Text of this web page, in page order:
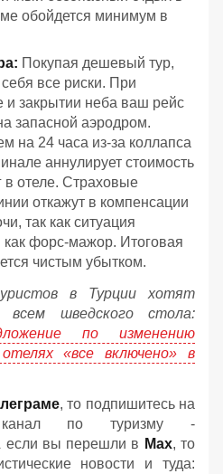
обойдется минимум в
Покупая дешевый тур,
все риски. При
и закрытии неба ваш рейс
запасной аэродром.
на 24 часа из-за коллапса
аннулирует стоимость
в отеле. Страховые
откажут в компенсации
так как ситуация
как форс-мажор. Итоговая
чистым убытком.
в Турции хотят
всем шведского стола:
по изменению
«все включено» в
, то подпишитесь на
по туризму -
если вы перешли в Мах, то
новости и туда: